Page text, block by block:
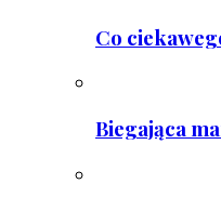
Co
Biegająca